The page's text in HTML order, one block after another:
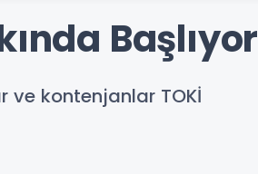
Başlıyor
ve kontenjanlar TOKİ